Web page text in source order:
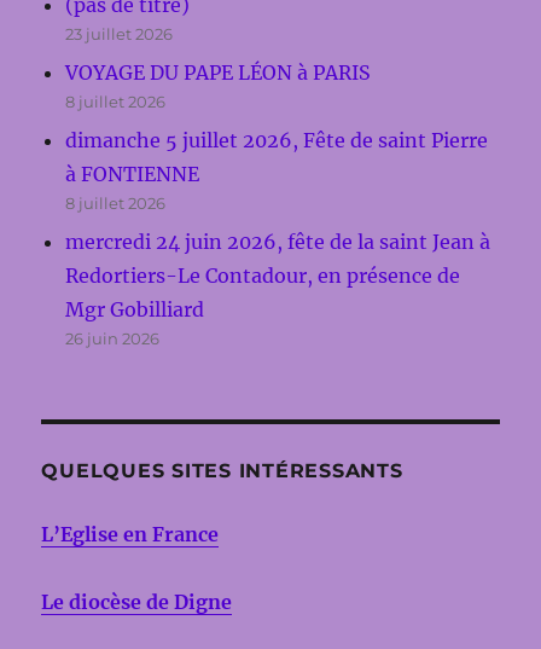
23 juillet 2026
VOYAGE DU PAPE LÉON à PARIS
8 juillet 2026
dimanche 5 juillet 2026, Fête de saint Pierre
à FONTIENNE
8 juillet 2026
mercredi 24 juin 2026, fête de la saint Jean à
Redortiers-Le Contadour, en présence de
Mgr Gobilliard
26 juin 2026
QUELQUES SITES INTÉRESSANTS
L’Eglise en France
Le diocèse de Digne